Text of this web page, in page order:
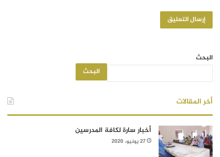
البحث
البحث
أخر المقالات
أخبار سارة لكافة المدرسين
27 يونيو، 2020